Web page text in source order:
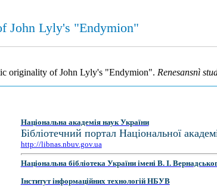
John Lyly's "Endymion"
originality of John Lyly's "Endymion". Renesansnì
Національна академія наук України
Бібліотечний портал Національної
http://libnas.nbuv.gov.ua
Національна бібліотека України імені В. І.
Інститут інформаційних технологій НБУВ